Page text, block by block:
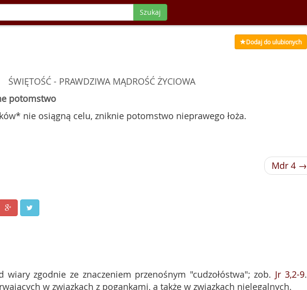
Szukaj
Dodaj do ulubionych
ŚWIĘTOŚĆ - PRAWDZIWA MĄDROŚĆ ŻYCIOWA
potomstwo
nie osiągną celu, zniknie potomstwo nieprawego łoża.
Mdr 4 →
wiary zgodnie ze znaczeniem przenośnym "cudzołóstwa"; zob. Jr 3,2-9.
w związkach z pogankami, a także w związkach nielegalnych.